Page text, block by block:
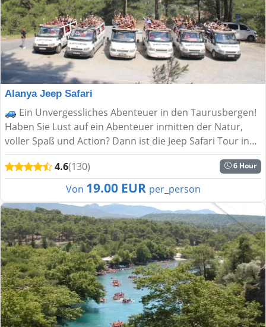
Alanya Jeep Safari
🚙 Ein Unvergessliches Abenteuer in den Taurusbergen!
Haben Sie Lust auf ein Abenteuer inmitten der Natur,
voller Spaß und Action? Dann ist die Jeep Safari Tour in
Alanya genau das Richtige für Sie! Diese Tour f�...
4.6(130) 6 Hour
Von 19.00 EUR per_person